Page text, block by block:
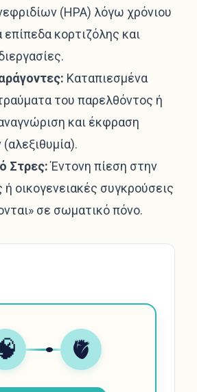
(HPA) λόγω χρόνιου
κορτιζόλης και
Καταπιεσμένα
του παρελθόντος ή
και έκφραση
Στρες:Έντονη πίεση στην
ή οικογενειακές συγκρούσεις
σε σωματικό πόνο.
🫀